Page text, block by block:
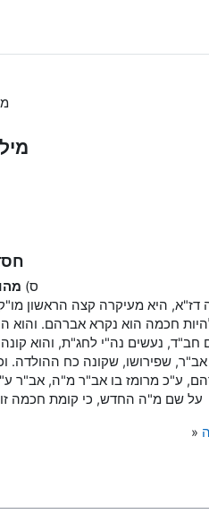
ס)
דז"א, היא מעיקרה קצה הראשון
חכמה הוא נקרא אברהם. והוא
חב"ד, נעשים נה"י לחג"ת, והוא
שפירושו, שקונה כח ההולדה.
ע"כ מרומז בו אב"ר מ"ה, אב"ר
על שם מ"ה החדש, כי קומת חכמה
»